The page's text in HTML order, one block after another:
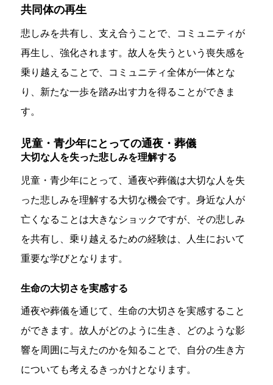
共同体の再生
悲しみを共有し、支え合うことで、コミュニティが
再生し、強化されます。故人を失うという喪失感を
乗り越えることで、コミュニティ全体が一体とな
り、新たな一歩を踏み出す力を得ることができま
す。
児童・青少年にとっての通夜・葬儀
大切な人を失った悲しみを理解する
児童・青少年にとって、通夜や葬儀は大切な人を失
った悲しみを理解する大切な機会です。身近な人が
亡くなることは大きなショックですが、その悲しみ
を共有し、乗り越えるための経験は、人生において
重要な学びとなります。
生命の大切さを実感する
通夜や葬儀を通じて、生命の大切さを実感すること
ができます。故人がどのように生き、どのような影
響を周囲に与えたのかを知ることで、自分の生き方
についても考えるきっかけとなります。